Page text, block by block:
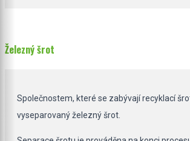
Železný šrot
Společnostem, které se zabývají recyklací
vyseparovaný železný šrot.